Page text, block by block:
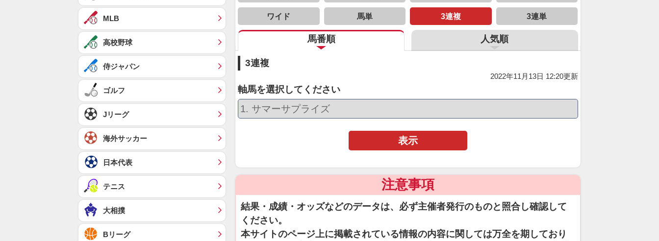
ワイド 馬単 3連複 3連単
馬番順 人気順
3連複
2022年11月13日 12:20更新
軸馬を選択してください
表示
注意事項
結果・成績・オッズなどのデータは、必ず主催者発行のものと照合し確認して
ください。
本サイトのページ上に掲載されている情報の内容に関しては万全を期しており
MLB
高校野球
侍ジャパン
ゴルフ
Jリーグ
海外サッカー
日本代表
テニス
大相撲
Bリーグ